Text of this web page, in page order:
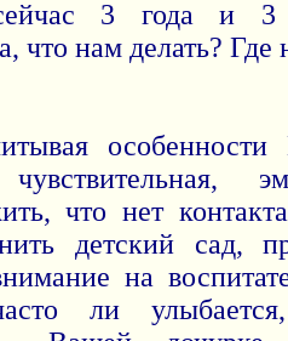
3 года и 3
что нам делать?
что нет
детский сад,
на
ли